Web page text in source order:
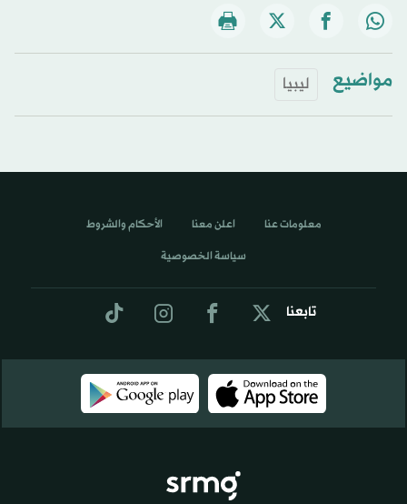
مواضيع ليبيا
تابعنا
معلومات عنا اعلن معنا الأحكام والشروط
سياسة الخصوصية